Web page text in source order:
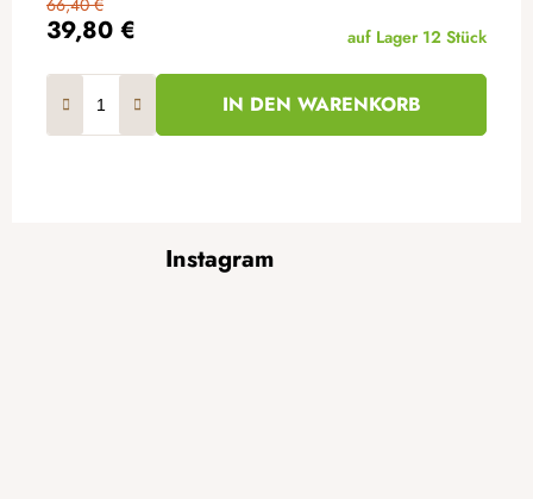
39,80 €
66,40 €
auf Lager 12 Stück
IN DEN WARENKORB
Instagram